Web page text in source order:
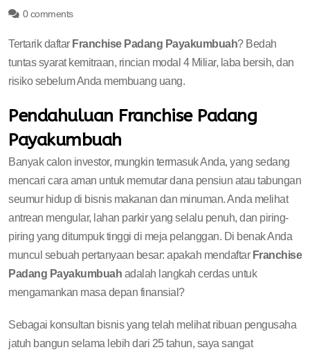
0 comments
Tertarik daftar Franchise Padang Payakumbuah? Bedah
tuntas syarat kemitraan, rincian modal 4 Miliar, laba bersih, dan
risiko sebelum Anda membuang uang.
Pendahuluan Franchise Padang
Payakumbuah
Banyak calon investor, mungkin termasuk Anda, yang sedang
mencari cara aman untuk memutar dana pensiun atau tabungan
seumur hidup di bisnis makanan dan minuman. Anda melihat
antrean mengular, lahan parkir yang selalu penuh, dan piring-
piring yang ditumpuk tinggi di meja pelanggan. Di benak Anda
muncul sebuah pertanyaan besar: apakah mendaftar Franchise
Padang Payakumbuah adalah langkah cerdas untuk
mengamankan masa depan finansial?
Sebagai konsultan bisnis yang telah melihat ribuan pengusaha
jatuh bangun selama lebih dari 25 tahun, saya sangat